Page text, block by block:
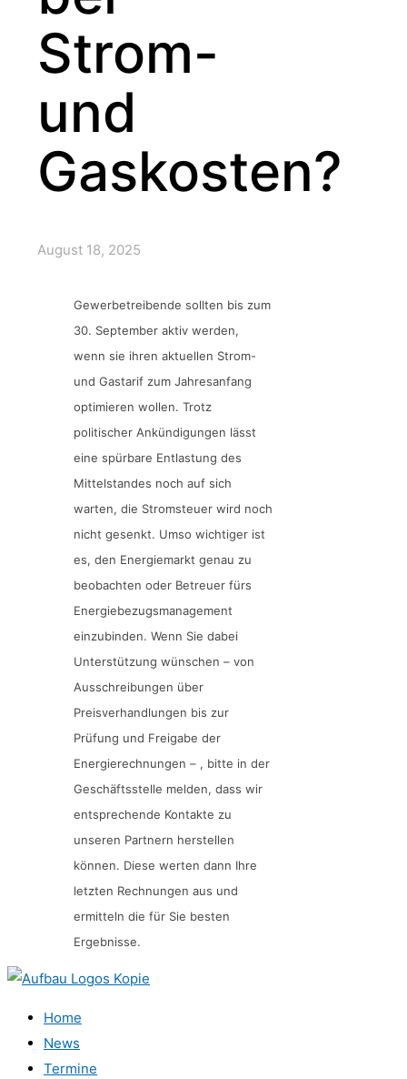
Strom-
und
Gaskosten?
August 18, 2025
Gewerbetreibende sollten bis zum
30. September aktiv werden,
wenn sie ihren aktuellen Strom-
und Gastarif zum Jahresanfang
optimieren wollen. Trotz
politischer Ankündigungen lässt
eine spürbare Entlastung des
Mittelstandes noch auf sich
warten, die Stromsteuer wird noch
nicht gesenkt. Umso wichtiger ist
es, den Energiemarkt genau zu
beobachten oder Betreuer fürs
Energiebezugsmanagement
einzubinden. Wenn Sie dabei
Unterstützung wünschen – von
Ausschreibungen über
Preisverhandlungen bis zur
Prüfung und Freigabe der
Energierechnungen – , bitte in der
Geschäftsstelle melden, dass wir
entsprechende Kontakte zu
unseren Partnern herstellen
können. Diese werten dann Ihre
letzten Rechnungen aus und
ermitteln die für Sie besten
Ergebnisse.
Home
News
Termine